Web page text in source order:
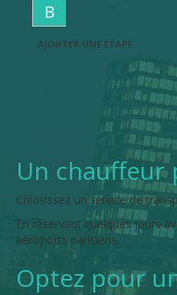
B
AJOUTER UNE ÉTAPE
Un chauffeur
Chiosissez un service de
En réservant quelques jours
aéroports parisiens.
Optez pour